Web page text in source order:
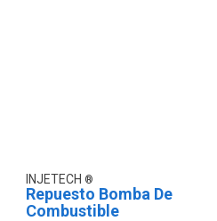
INJETECH
Repuesto Bomba De
Combustible